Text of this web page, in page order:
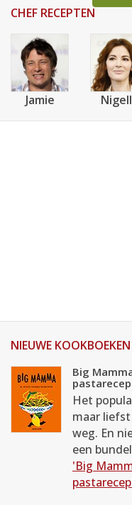
CHEF RECEPTEN
Jamie
NIEUWE KOOKBOEKEN
Big
Het
maar
weg. En
een
'Big